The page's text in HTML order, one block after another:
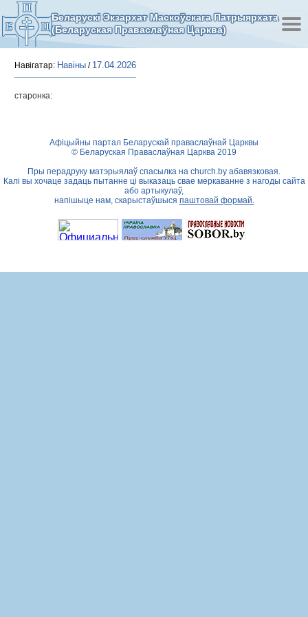
Беларускі Экзархат Маскоўскага Патрыярхата
(Беларуская Праваслаўная Царква)
Навігатар: Навіны / 17.04.2026
старонка:
Афіцыйны партал Беларускай праваслаўнай Царквы
© Беларуская Праваслаўная Царква 2019
Пры перадруку матэрыялаў спасылка на church.by абавязковая.
Калі вы хочаце задаць пытанне ці выказаць свае меркаванне з нагоды сайта
або артыкулаў,
напішыце нам, скарыстаўшыся паштовай формай.